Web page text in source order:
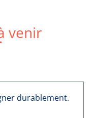
venir
durablement.